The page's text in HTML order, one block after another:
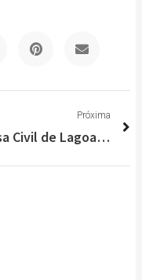
Próxima
Defesa Civil de Lagoa Santa entrega ajuda humanitária às vítimas das chuvas